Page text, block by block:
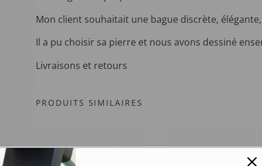
Mon client souhaitait une bague discrète,
Il a pu choisir sa pierre et nous avons dessiné
Livraisons et retours
PRODUITS SIMILAIRES